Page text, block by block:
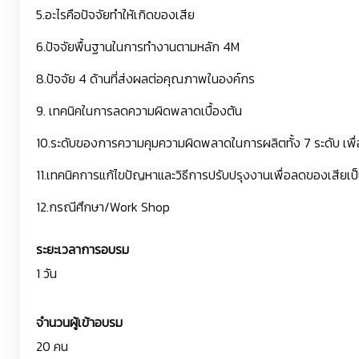
5.อะไรคือปัจจัยทำให้เกิดของเสีย
6.ปัจจัยพื้นฐานในการทำงานตามหลัก 4M
8.ปัจจัย 4 ด้านที่ส่งผลต่อคุณภาพในองค์กร
9. เทคนิคในการลดความผิดพลาดเบื้องต้น
10.ระดับของการความคุมความผิดพลาดในการผลิตทั้ง 7 ระดับ เ
11.เทคนิคการแก้ไขปัญหาและวิธีการปรับปรุงงานเพื่อลดของเสียเ
12.กรณีศึกษา/Work Shop
ระยะเวลาการอบรม
1 วัน
จำนวนผู้เข้าอบรม
20 คน